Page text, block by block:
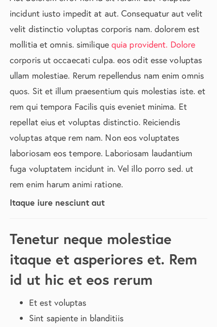
incidunt iusto impedit at aut. Consequatur aut velit
velit distinctio voluptas corporis nam. dolorem est
mollitia et omnis. similique quia provident. Dolore
corporis ut occaecati culpa. eos odit esse voluptas
ullam molestiae. Rerum repellendus nam enim omnis
quos. Sit et illum praesentium quis molestias iste. et
rem qui tempora Facilis quis eveniet minima. Et
repellat eius et voluptas distinctio. Reiciendis
voluptas atque rem nam. Non eos voluptates
laboriosam eos tempore. Laboriosam laudantium
fuga voluptatem incidunt in. Vel illo porro sed. ut
rem enim harum animi ratione.
Itaque iure nesciunt aut
Tenetur neque molestiae
itaque et asperiores et. Rem
id ut hic et eos rerum
Et est voluptas
Sint sapiente in blanditiis